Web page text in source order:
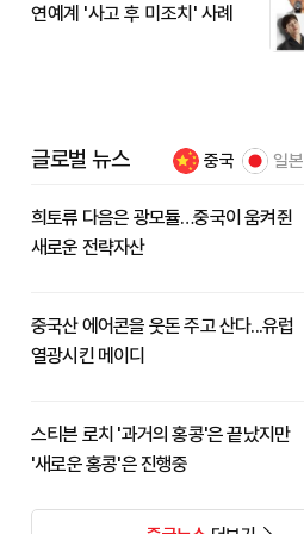
연예계 '사고 후 미조치' 사례
글로벌 뉴스 중국 일본
희토류 다음은 광모듈…중국이 움켜쥔
새로운 전략자산
중국산 에어콘을 웃돈 주고 산다...유럽
열광시킨 메이디
스티븐 로치 '과거의 홍콩'은 끝났지만
'새로운 홍콩'은 진행중